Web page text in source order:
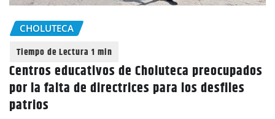
CHOLUTECA
Centros educativos de Choluteca preocupados
por la falta de directrices para los desfiles
patrios